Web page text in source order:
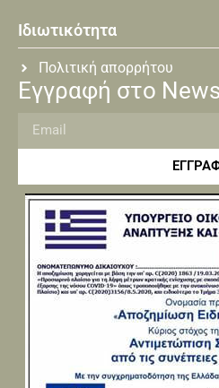
Ιδιωτικότητα
Πολιτική απορρήτου
Εγγραφή στο